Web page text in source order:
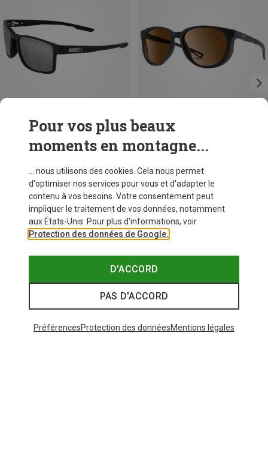
Tailles
Lunettes de sport Stream
CHF 64,40
ONE SIZE
Vous économisez 10%
Pour vos plus beaux
moments en montagne...
... nous utilisons des cookies. Cela nous permet
d'optimiser nos services pour vous et d'adapter le
contenu à vos besoins. Votre consentement peut
impliquer le traitement de vos données, notamment
aux États-Unis. Pour plus d'informations, voir
Protection des données de Google.
D'ACCORD
PAS D'ACCORD
PréférencesProtection des donnéesMentions légales